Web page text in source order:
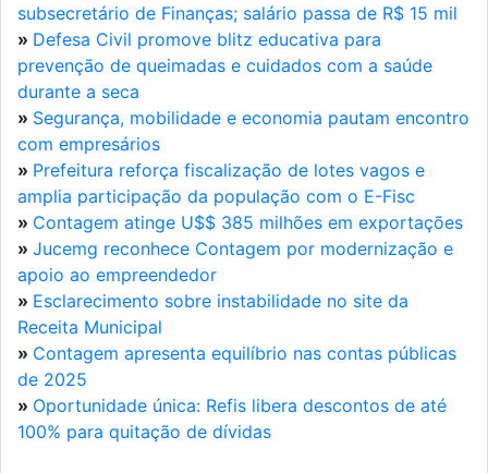
subsecretário de Finanças; salário passa de R$ 15 mil
» Defesa Civil promove blitz educativa para
prevenção de queimadas e cuidados com a saúde
durante a seca
» Segurança, mobilidade e economia pautam encontro
com empresários
» Prefeitura reforça fiscalização de lotes vagos e
amplia participação da população com o E-Fisc
» Contagem atinge U$$ 385 milhões em exportações
» Jucemg reconhece Contagem por modernização e
apoio ao empreendedor
» Esclarecimento sobre instabilidade no site da
Receita Municipal
» Contagem apresenta equilíbrio nas contas públicas
de 2025
» Oportunidade única: Refis libera descontos de até
100% para quitação de dívidas